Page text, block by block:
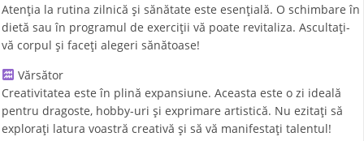
Atenția la rutina zilnică și sănătate este esențială. O schimbare în
dietă sau în programul de exerciții vă poate revitaliza. Ascultați-
vă corpul și faceți alegeri sănătoase!
Vărsător
Creativitatea este în plină expansiune. Aceasta este o zi ideală
pentru dragoste, hobby-uri și exprimare artistică. Nu ezitați să
explorați latura voastră creativă și să vă manifestați talentul!